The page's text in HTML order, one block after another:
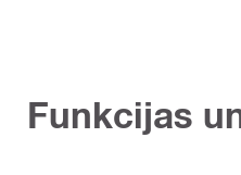
Funkcijas